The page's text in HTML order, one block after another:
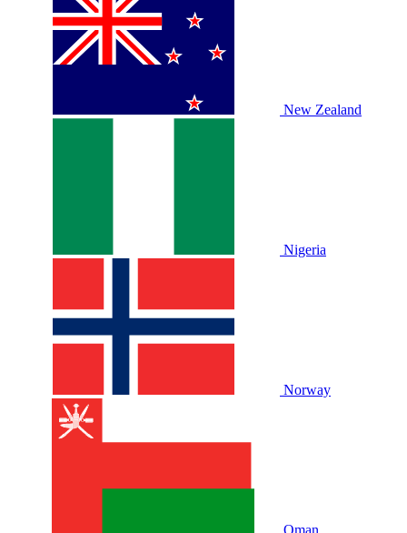
New Zealand
Nigeria
Norway
Oman